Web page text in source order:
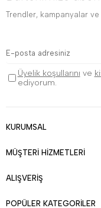
Trendler, kampanyalar
Üyelik koşullarını ve
ediyorum.
KURUMSAL
MÜŞTERİ HİZMETLERİ
ALIŞVERİŞ
POPÜLER KATEGORİLER